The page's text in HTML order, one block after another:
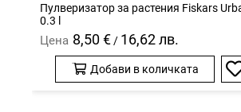
Пулверизатор за растения Fiskars
0.3 l
Цена 8,50 € / 16,62 лв.
Добави в количката